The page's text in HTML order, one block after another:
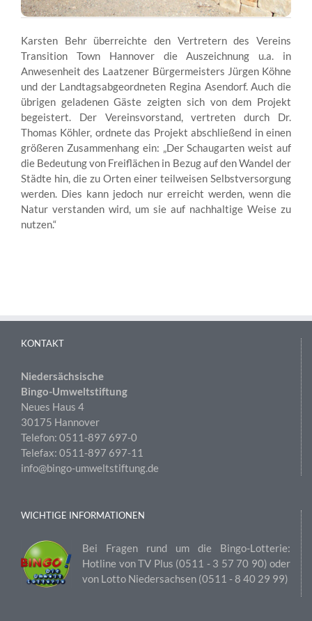
Karsten Behr überreichte den Vertretern des Vereins
Transition Town Hannover die Auszeichnung u.a. in
Anwesenheit des Laatzener Bürgermeisters Jürgen Köhne
und der Landtagsabgeordneten Regina Asendorf. Auch die
übrigen geladenen Gäste zeigten sich von dem Projekt
begeistert. Der Vereinsvorstand, vertreten durch Dr.
Thomas Köhler, ordnete das Projekt abschließend in einen
größeren Zusammenhang ein: „Der Schaugarten weist auf
die Bedeutung von Freiflächen in Bezug auf den Wandel der
Städte hin, die zu Orten einer teilweisen Selbstversorgung
werden. Dies kann jedoch nur erreicht werden, wenn die
Natur verstanden wird, um sie auf nachhaltige Weise zu
nutzen.“
KONTAKT
Niedersächsische
Bingo-Umweltstiftung
Neues Haus 4
30175 Hannover
Telefon: 0511-897 697-0
Telefax: 0511-897 697-11
info@bingo-umweltstiftung.de
WICHTIGE INFORMATIONEN
Bei Fragen rund um die Bingo-Lotterie:
Hotline von TV Plus (0511 ‑ 3 57 70 90) oder
von Lotto Niedersachsen (0511 ‑ 8 40 29 99)